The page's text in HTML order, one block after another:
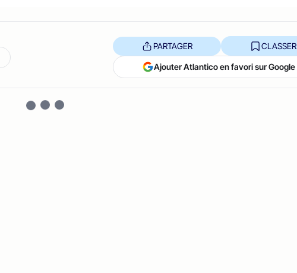
PARTAGER CLASSER
Ajouter Atlantico en favori sur Google